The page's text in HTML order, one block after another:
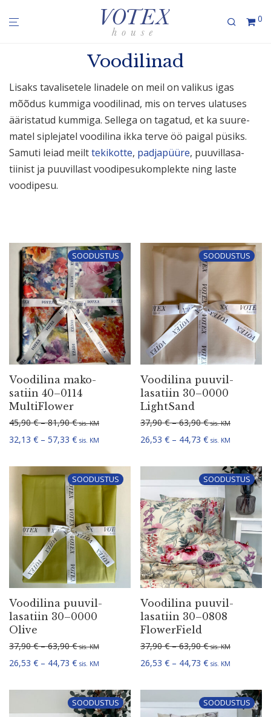
0
Voodilinad
Lisaks tavali­setele linadele on meil on valikus igas
mõõdus kummiga voodi­linad, mis on terves ulatuses
ääris­tatud kummiga. Sellega on tagatud, et ka suure­
matel siple­jatel voodilina ikka terve öö paigal püsiks.
Samuti leiad meilttekikotte, padja­püüre, puuvil­la­sa­
tiinist ja puuvillast voodi­pe­su­komp­lekte ning laste
voodipesu.
SOODUSTUS
Voodilina mako-
satiin 40–0114
MultiFlower
45,90€ – 81,90€Hinnavahemik: 45,90 € kuni 81,90 €
sis. KM
32,13 € – 57,33 €Hinnavahemik: 32,13 € kuni 57,33 €
sis. KM
SOODUSTUS
Voodilina puuvil­
la­satiin 30–0000
LightSand
37,90€ – 63,90€Hinnavahemik:
sis. KM
26,53 € – 44,73 €Hinnavahemik:
sis. KM
SOODUSTUS
Voodilina puuvil­
la­satiin 30–0000
Olive
37,90€ – 63,90€Hinnavahemik: 37,90 € kuni 63,90 €
sis. KM
26,53 € – 44,73 €Hinnavahemik: 26,53 € kuni 44,73 €
sis. KM
SOODUSTUS
Voodilina puuvil­
la­satiin 30–0808
FlowerField
37,90€ – 63,90€Hinnavahemik:
sis. KM
26,53 € – 44,73 €Hinnavahemik:
sis. KM
SOODUSTUS SOODUSTUS